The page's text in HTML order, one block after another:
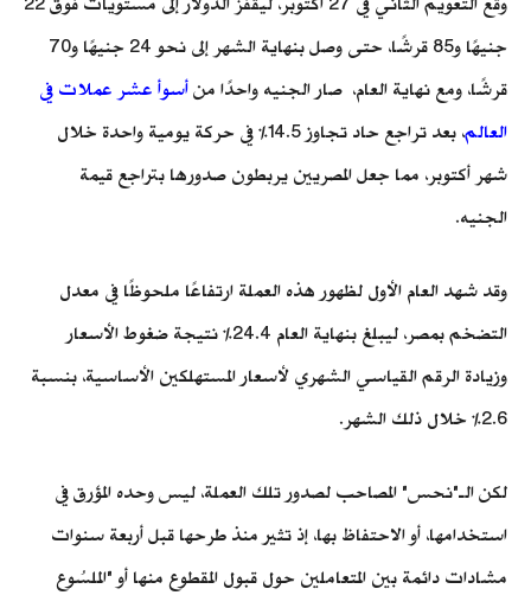
جنيهًا و85 قرشًا، حتى وصل بنهاية الشهر إلى نحو 24 جنيهًا و70
قرشًا، ومع نهاية العام، صار الجنيه واحدًا من أسوأ عشر عملات في
العالم
، بعد تراجع حاد تجاوز 14.5% في حركة يومية واحدة خلال
شهر أكتوبر، مما جعل المصريين يربطون صدورها بتراجع قيمة
الجنيه.
وقد شهد العام الأول لظهور هذه العملة ارتفاعًا ملحوظًا في معدل
التضخم بمصر، ليبلغ بنهاية العام 24.4% نتيجة ضغوط الأسعار
وزيادة الرقم القياسي الشهري لأسعار المستهلكين الأساسية، بنسبة
2.6% خلال ذلك الشهر.
لكن الـ"نحس" المصاحب لصدور تلك العملة، ليس وحده المؤرق في
استخدامها، أو الاحتفاظ بها، إذ تثير منذ طرحها قبل أربعة سنوات
مشادات دائمة بين المتعاملين حول قبول المقطوع منها أو "الملسُوع